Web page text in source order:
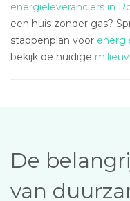
energieleveranciers in
een huis zonder gas?
stappenplan voor
bekijk de huidige
De
van